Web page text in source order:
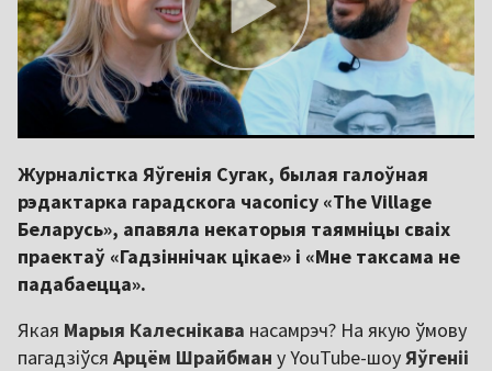
Журналістка Яўгенія Сугак, былая галоўная
рэдактарка гарадскога часопісу «The Village
Беларусь», апавяла некаторыя таямніцы сваіх
праектаў «Гадзіннічак цікае» і «Мне таксама не
падабаецца».
Якая Марыя Калеснікава насамрэч? На якую ўмову
пагадзіўся Арцём Шрайбман у YouTube-шоуЯўгеніі